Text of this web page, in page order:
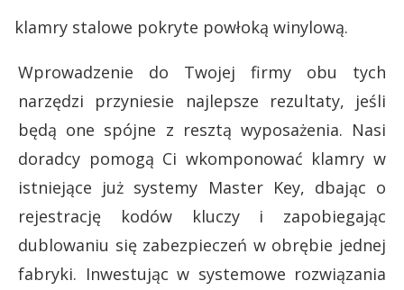
klamry stalowe pokryte powłoką winylową.
Wprowadzenie do Twojej firmy obu tych
narzędzi przyniesie najlepsze rezultaty, jeśli
będą one spójne z resztą wyposażenia. Nasi
doradcy pomogą Ci wkomponować klamry w
istniejące już systemy Master Key, dbając o
rejestrację kodów kluczy i zapobiegając
dublowaniu się zabezpieczeń w obrębie jednej
fabryki. Inwestując w systemowe rozwiązania